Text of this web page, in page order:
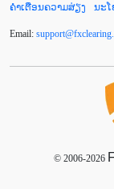
ຄຳເຕືອນຄວາມສ່ຽງ ນະໂ
Email: support@fxclearing
© 2006-2026